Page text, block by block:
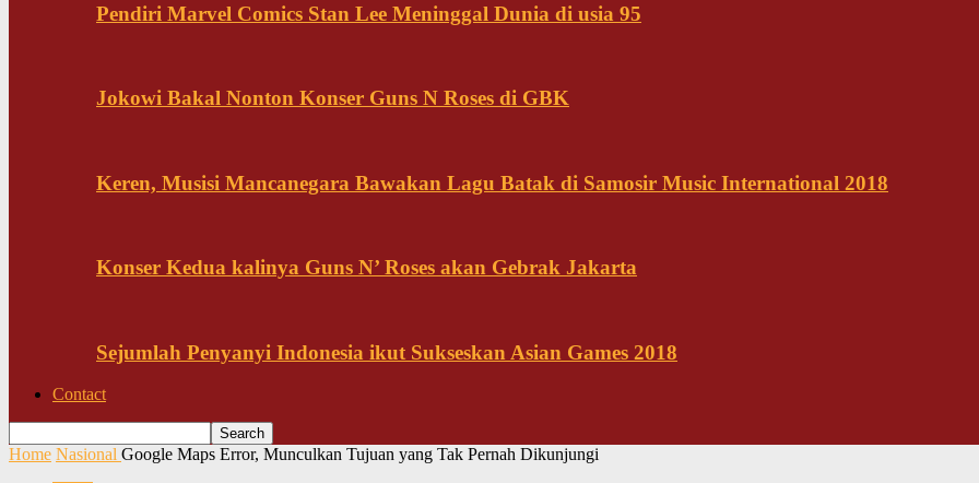
Pendiri Marvel Comics Stan Lee Meninggal Dunia di usia 95
Jokowi Bakal Nonton Konser Guns N Roses di GBK
Keren, Musisi Mancanegara Bawakan Lagu Batak di Samosir Music International 2018
Konser Kedua kalinya Guns N’ Roses akan Gebrak Jakarta
Sejumlah Penyanyi Indonesia ikut Sukseskan Asian Games 2018
Contact
Home Nasional Google Maps Error, Munculkan Tujuan yang Tak Pernah Dikunjungi